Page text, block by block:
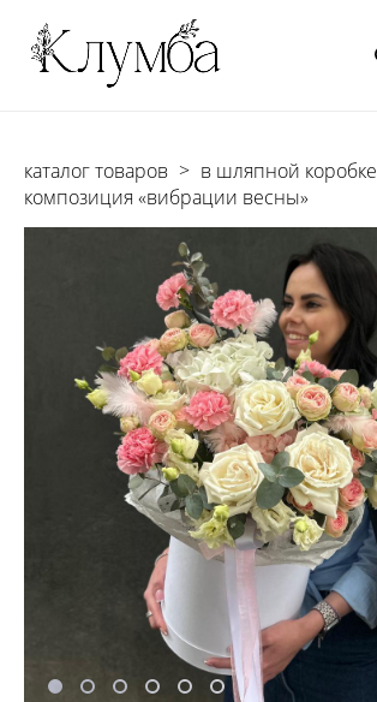
каталог товаров > в шляпной коробке
композиция «вибрации весны»